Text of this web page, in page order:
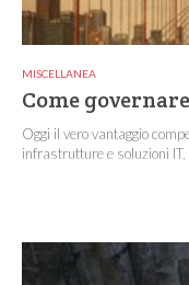
MISCELLANEA
Come
Oggi il vero vantaggio
infrastrutture e soluzioni